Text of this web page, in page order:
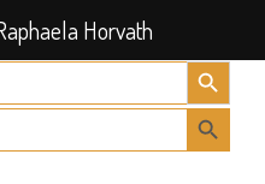
Search Button
Search Button
Horvath